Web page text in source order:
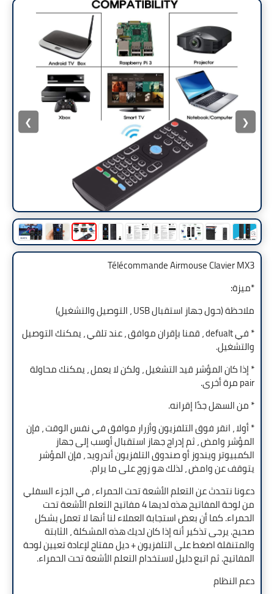
أنظمة تشغيل
❮ ❯
Télécommande Airmouse Clavier MX3
*ميزة:
ملاحظة (حول جهاز استقبال USB ، التوصيل والتشغيل)
* في defualt ، قمنا بإقران موافق ، عند تلقي ، يمكنك التوصيل
والتشغيل.
* إذا كان المؤشر قيد التشغيل ، ولكن لا يعمل ، يمكنك محاولة
pair مرة أخرى.
* من السهل جدًا إقرانه.
* أولا ، انقر فوق التلفزيون وأزرار موافق في نفس الوقت ، فإن
المؤشر وامض ، ثم إدراج جهاز استقبال أوسب إلى جهاز
الكمبيوتر ويندوز أو صندوق التلفزيون أندرويد ، فإن المؤشر
يتوقف عن وامض ، لذلك هو زوج على ما يرام.
دعونا نتحدث عن التعلم الأشعة تحت الحمراء ، في الجزء السفلي
من لوحة المفاتيح هذه لديها 4 مفاتيح التعلم الأشعة تحت
الحمراء. كما أن بعض استجابة العملاء لنا أنها لا تعمل بشكل
صحيح. يرجى تذكير أنه إذا كان لديك هذه المشكلة ، الثابتة
والمتنقلة اضغط على التلفزيون + ديل مفتاح لإعادة تعيين لوحة
المفاتيح. ثم اتبع دليل لاستخدام التعلم الأشعة تحت الحمراء.
دعم النظام